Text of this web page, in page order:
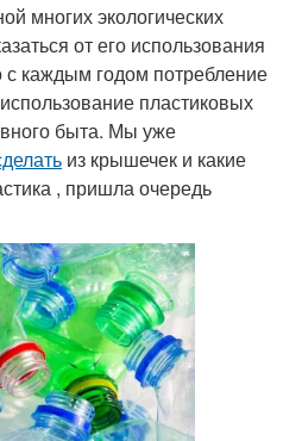
многих экологических
от его использования
каждым годом потребление
пластиковых
быта. Мы уже
из крышечек и какие
, пришла очередь